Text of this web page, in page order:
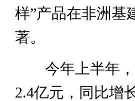
样”产品在非洲基
著。
今年上半年，
2.4亿元，同比增